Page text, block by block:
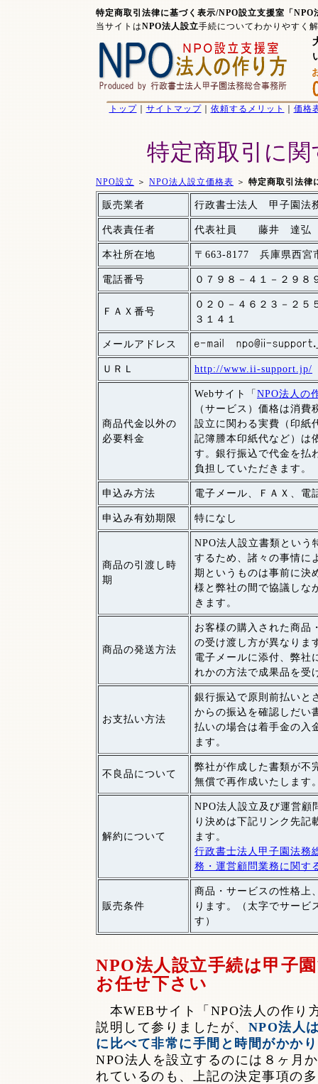
特定商取引法律に基づく表示/NPO設立支援室「NPO
当サイトはNPO法人設立手続についてわかりやすく
トップ｜ サイトマップ｜ 依頼するメリット 価格
特定商取引に
NPO設立 ＞ NPO法人設立価格表 ＞ 特定商取引法律
販売業者 行政書士法人 甲子園法
代表責任者 代表社員 藤井 達弘
本社所在地 〒663-8177 兵庫県西宮
電話番号 ０７９８－４１－２９８
ＦＡＸ番号
０２０－４６２３－
３１４１
メールアドレス
ＵＲＬ http://www.ii-support.jp/
商品代金以外の
必要料金
Webサイト「 NPO法人の
（サービス）価格は消
設立に関わる実費（印紙
記簿謄本印紙代など）は
す。銀行振込で代金を払
負担していただきます。
申込み方法 電子メール、ＦＡＸ、電
申込み有効期限 特になし
商品の引渡し時
期
NPO法人設立書類という
するため、諸々の事情に
期というものは事前に決
様と弊社の間で協議しな
きます。
商品の発送方法
お客様の購入された商品
の受け渡し方が異なりま
電子メールに添付、弊社
れかの方法で成果品を受
お支払い方法
銀行振込で原則前払いと
からの振込を確認しだい
払いの場合は着手金の入
ます。
不良品について
弊社が作成した書類が不
無償で再作成いたします
解約について
NPO法人設立及び運営顧
り決めは下記リンク先記
ます。
行政書士法人甲子園法
務・運営顧問業務に関す
販売条件
商品・サービスの性格上
ります。（太字でサービ
す）
NPO法人設立手続は甲子
お任せ下さい
本WEBサイト「NPO法人の作り
説明して参りましたが、 NPO法人
に比べて非常に手間と時間がかか
NPO法人を設立するのには８ヶ月
れているのも、上記の決定事項の